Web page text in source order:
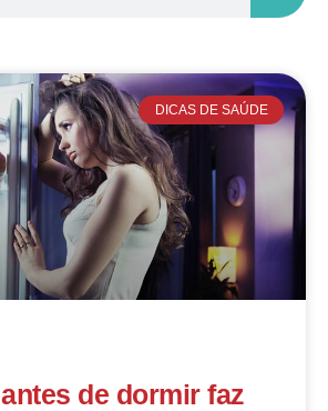
DICAS DE SAÚDE
de dormir faz